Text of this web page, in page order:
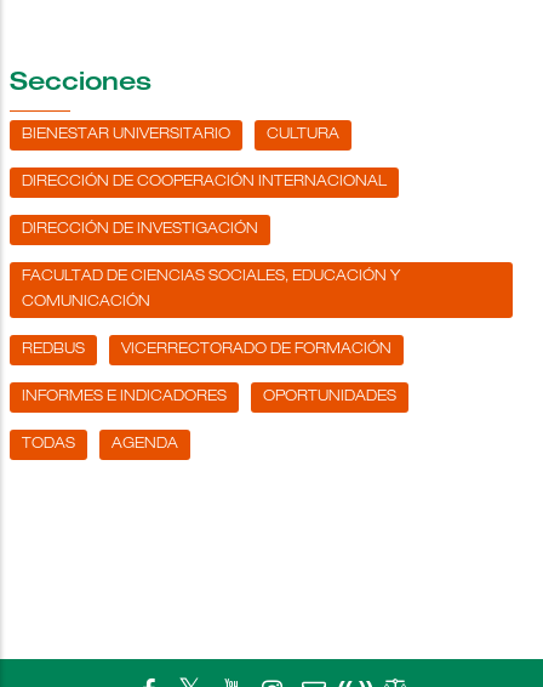
Secciones
BIENESTAR UNIVERSITARIO CULTURA
DIRECCIÓN DE COOPERACIÓN INTERNACIONAL
DIRECCIÓN DE INVESTIGACIÓN
FACULTAD DE CIENCIAS SOCIALES, EDUCACIÓN Y
COMUNICACIÓN
REDBUS VICERRECTORADO DE FORMACIÓN
INFORMES E INDICADORES OPORTUNIDADES
TODAS AGENDA